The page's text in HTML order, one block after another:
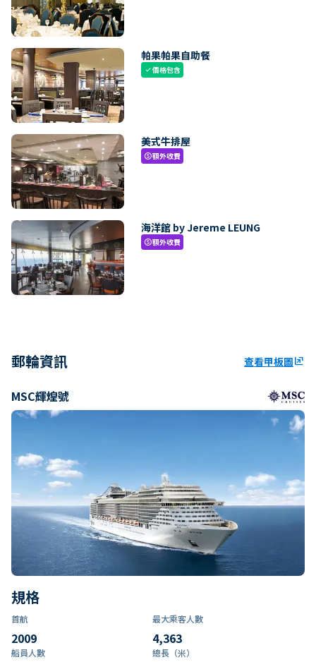
帕果帕果自助餐
check價格包含
美式牛排屋
paid額外收費
海洋館 by Jereme LEUNG
paid額外收費
郵輪資訊 查看甲板圖ungroup
MSC輝煌號
規格
首航
2009
最大乘客人數
4,363
船員人數 總長（米）